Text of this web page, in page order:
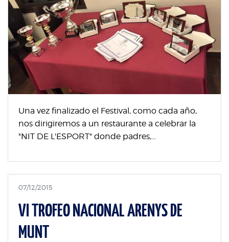
Una vez finalizado el Festival, como cada año,
nos dirigiremos a un restaurante a celebrar la
"NIT DE L'ESPORT" donde padres,...
07/12/2015
VI TROFEO NACIONAL ARENYS DE
MUNT